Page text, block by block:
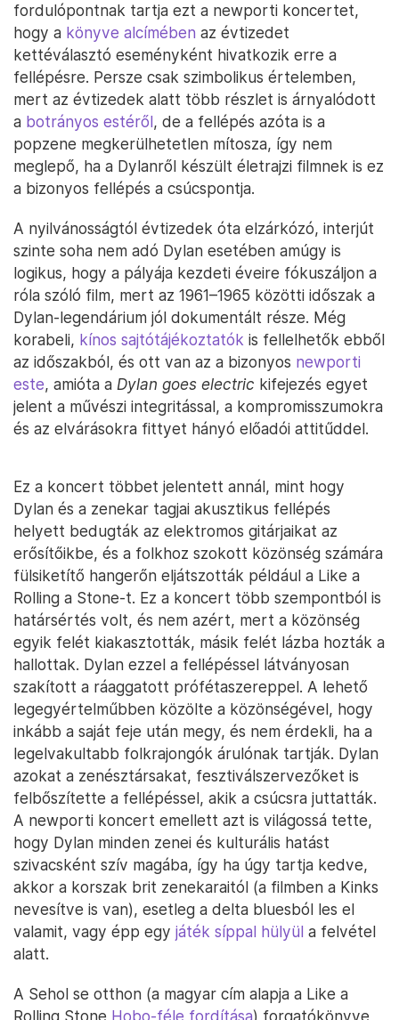
fordulópontnak tartja ezt a newporti koncertet,
hogy a könyve alcímében az évtizedet
kettéválasztó eseményként hivatkozik erre a
fellépésre. Persze csak szimbolikus értelemben,
mert az évtizedek alatt több részlet is árnyalódott
a botrányos estéről, de a fellépés azóta is a
popzene megkerülhetetlen mítosza, így nem
meglepő, ha a Dylanről készült életrajzi filmnek is ez
a bizonyos fellépés a csúcspontja.
A nyilvánosságtól évtizedek óta elzárkózó, interjút
szinte soha nem adó Dylan esetében amúgy is
logikus, hogy a pályája kezdeti éveire fókuszáljon a
róla szóló film, mert az 1961–1965 közötti időszak a
Dylan-legendárium jól dokumentált része. Még
korabeli, kínos sajtótájékoztatók is fellelhetők ebből
az időszakból, és ott van az a bizonyos newporti
este, amióta a Dylan goes electric kifejezés egyet
jelent a művészi integritással, a kompromisszumokra
és az elvárásokra fittyet hányó előadói attitűddel.
Ez a koncert többet jelentett annál, mint hogy
Dylan és a zenekar tagjai akusztikus fellépés
helyett bedugták az elektromos gitárjaikat az
erősítőikbe, és a folkhoz szokott közönség számára
fülsiketítő hangerőn eljátszották például a Like a
Rolling a Stone-t. Ez a koncert több szempontból is
határsértés volt, és nem azért, mert a közönség
egyik felét kiakasztották, másik felét lázba hozták a
hallottak. Dylan ezzel a fellépéssel látványosan
szakított a ráaggatott prófétaszereppel. A lehető
legegyértelműbben közölte a közönségével, hogy
inkább a saját feje után megy, és nem érdekli, ha a
legelvakultabb folkrajongók árulónak tartják. Dylan
azokat a zenésztársakat, fesztiválszervezőket is
felbőszítette a fellépéssel, akik a csúcsra juttatták.
A newporti koncert emellett azt is világossá tette,
hogy Dylan minden zenei és kulturális hatást
szivacsként szív magába, így ha úgy tartja kedve,
akkor a korszak brit zenekaraitól (a filmben a Kinks
nevesítve is van), esetleg a delta bluesból les el
valamit, vagy épp egy játék síppal hülyül a felvétel
alatt.
A Sehol se otthon (a magyar cím alapja a Like a
Rolling Stone Hobo-féle fordítása) forgatókönyve